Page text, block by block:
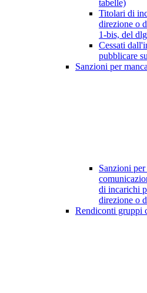
tabelle)
Titolari di
direzione o
1-bis, del
Cessati
pubblicare
Sanzioni per
Sanzioni
di incarichi
direzione o
Rendiconti gruppi